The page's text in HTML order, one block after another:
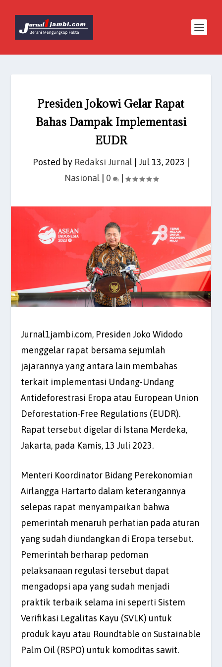
Presiden Jokowi Gelar Rapat
Bahas Dampak Implementasi
EUDR
Posted by Redaksi Jurnal Jul 13, 2023
Nasional| 0 |
Jurnal1jambi.com, Presiden Joko Widodo
menggelar rapat bersama sejumlah
jajarannya yang antara lain membahas
terkait implementasi Undang-Undang
Antideforestrasi Eropa atau European Union
Deforestation-Free Regulations (EUDR).
Rapat tersebut digelar di Istana Merdeka,
Jakarta, pada Kamis, 13 Juli 2023.
Menteri Koordinator Bidang Perekonomian
Airlangga Hartarto dalam keterangannya
selepas rapat menyampaikan bahwa
pemerintah menaruh perhatian pada aturan
yang sudah diundangkan di Eropa tersebut.
Pemerintah berharap pedoman
pelaksanaan regulasi tersebut dapat
mengadopsi apa yang sudah menjadi
praktik terbaik selama ini seperti Sistem
Verifikasi Legalitas Kayu (SVLK) untuk
produk kayu atau Roundtable on Sustainable
Palm Oil (RSPO) untuk komoditas sawit.